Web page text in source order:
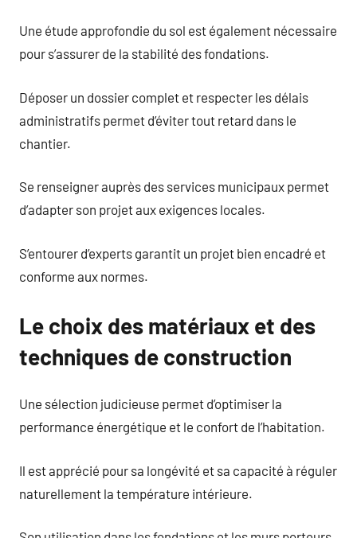
Une étude approfondie du sol est également nécessaire
pour s’assurer de la stabilité des fondations.
Déposer un dossier complet et respecter les délais
administratifs permet d’éviter tout retard dans le
chantier.
Se renseigner auprès des services municipaux permet
d’adapter son projet aux exigences locales.
S’entourer d’experts garantit un projet bien encadré et
conforme aux normes.
Le choix des matériaux et des
techniques de construction
Une sélection judicieuse permet d’optimiser la
performance énergétique et le confort de l’habitation.
Il est apprécié pour sa longévité et sa capacité à réguler
naturellement la température intérieure.